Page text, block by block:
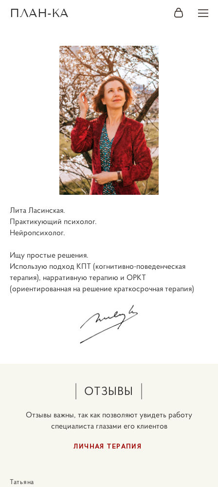
ПЛАН-КА
Лита Ласинская.
Практикующий психолог.
Нейропсихолог.
Ищу простые решения.
Использую подход КПТ (когнитивно-поведенческая
терапия), нарративную терапию и ОРКТ
(ориентированная на решение краткосрочная терапия)
ОТЗЫВЫ
Отзывы важны, так как позволяют увидеть работу
специалиста глазами его клиентов
ЛИЧНАЯ ТЕРАПИЯ
Татьяна